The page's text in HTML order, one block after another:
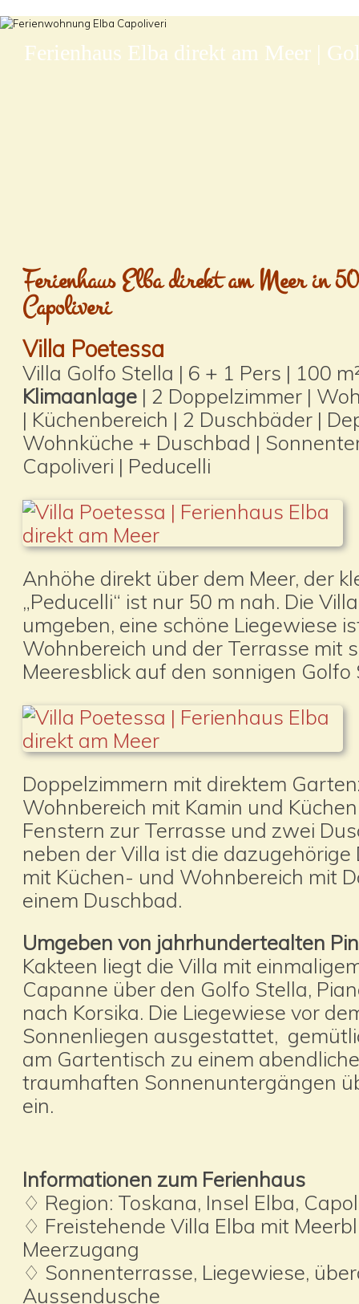
Ferienhaus Elba direkt am Meer |
Ferienhaus Elba direkt am Meer in
Capoliveri
Villa Poetessa
Villa Golfo Stella | 6 + 1 Pers | 100
Klimaanlage | 2 Doppelzimmer |
| Küchenbereich | 2 Duschbäder |
Wohnküche + Duschbad |
Capoliveri | Peducelli
Anhöhe direkt über dem Meer, der
„Peducelli“ ist nur 50 m nah. Die
umgeben, eine schöne Liegewiese
Wohnbereich und der Terrasse mit
Meeresblick auf den sonnigen Golfo
Doppelzimmern mit direktem
Wohnbereich mit Kamin und
Fenstern zur Terrasse und zwei
neben der Villa ist die
mit Küchen- und Wohnbereich mit
einem Duschbad.
Umgeben von jahrhundertealten
Kakteen liegt die Villa mit
Capanne über den Golfo Stella,
nach Korsika. Die Liegewiese vor
Sonnenliegen ausgestattet,
am Gartentisch zu einem
traumhaften Sonnenuntergängen
ein.
Informationen zum Ferienhaus
♢ Region: Toskana, Insel Elba,
♢ Freistehende Villa Elba mit
Meerzugang
♢ Sonnenterrasse, Liegewiese,
Aussendusche